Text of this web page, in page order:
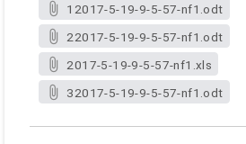
12017-5-19-9-5-57-nf1.odt
22017-5-19-9-5-57-nf1.odt
2017-5-19-9-5-57-nf1.xls
32017-5-19-9-5-57-nf1.odt